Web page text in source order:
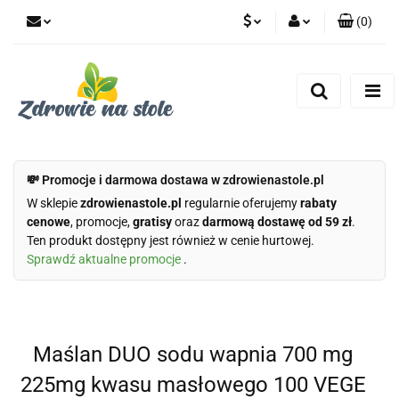
(0)
💸 Promocje i darmowa dostawa w zdrowienastole.pl
W sklepiezdrowienastole.pl regularnie oferujemyrabaty
cenowe, promocje,gratisyorazdarmową dostawę od 59 zł.
Ten produkt dostępny jest również w cenie hurtowej.
Sprawdź aktualne promocje .
Maślan DUO sodu wapnia 700 mg
225mg kwasu masłowego 100 VEGE